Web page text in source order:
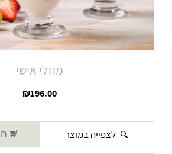
מוזלי אישי
₪196.00
לצפייה במוצר